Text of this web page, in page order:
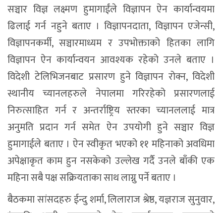
सञ्चार विज्ञ लक्ष्मण हुमागाईंले विज्ञापन ऐन कार्यान्वयमा
ढिलाई गर्न नहुने बताए । विज्ञापनदाता, विज्ञापन एजेन्सी,
विज्ञापनकर्मी, सञ्चारमाध्यम र उपभोक्ताको हितका लागि
विज्ञापन ऐन कार्यान्वयन आवश्यक रहेको उनले बताए ।
विदेशी टेलिभिजनबाट प्रसारण हुने विज्ञापन रोक्न, विदेशी
स्थानीय च्यानलहरुले नेपालमा गरिरहेको प्रसारणलाई
निरुत्साहित गर्न र अन्तर्राष्ट्रिय स्तरका च्यानललाई मात्र
अनुमति प्रदान गर्न समेत ऐन उपयोगी हुने सञ्चार विज्ञ
हुमागाईले बताए । ऐन स्वीकृत भएको ११ महिनाको अवधिमा
अपेक्षाकृत काम हुन नसकेको उल्लेख गर्दै उनले बाँकी एक
महिना सबै पक्ष सक्रियताका साथ लाग्नु पर्ने बताए ।
बैठकमा सांसदहरु ईन्दु शर्मा, लिलाराज श्रेष्ठ, यज्ञराज सुनुवार,